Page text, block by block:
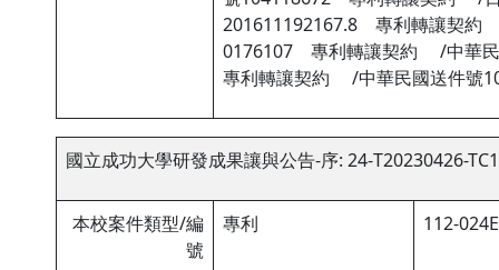
201611192167.8 專利轉讓契
0176107 專利轉讓契約 /中華
專利轉讓契約 /中華民國送件
國立成功大學研發成果讓與公告-序: 24-T20230426-TC1
本校案件類型/編
號
專利 112-